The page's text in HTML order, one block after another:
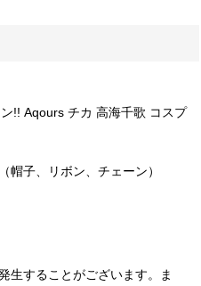
!! Aqours チカ 高海千歌 コスプ
帽子、リボン、チェーン）
生することがございます。ま